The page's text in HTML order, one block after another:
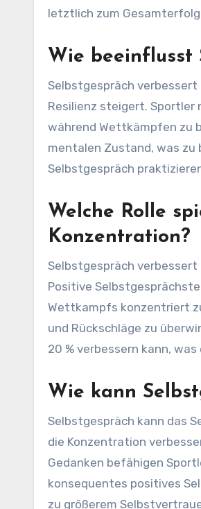
letztlich zum
Wie beeinflusst
Selbstgespräch
Resilienz steigert.
während Wettkämpfen zu
mentalen Zustand, was zu
Selbstgespräch
Welche Rolle
Konzentration?
Selbstgespräch
Positive
Wettkampfs konzentriert
und Rückschläge zu
20 % verbessern kann,
Wie kann
Selbstgespräch kann das
die Konzentration
Gedanken befähigen
konsequentes positives
zu größerem